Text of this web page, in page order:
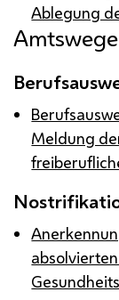
Ablegung
Amtswege
Meldung